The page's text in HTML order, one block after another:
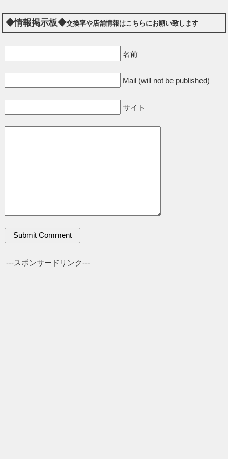
◆情報掲示板◆交換率や店舗情報はこちらにお願い致します
名前
Mail (will not be published)
サイト
---スポンサードリンク---